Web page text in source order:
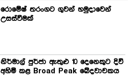
රොමේෂ් තරංගට ගුවන් හමුදාවෙන්
උසස්වීමක්
නිර්මාල් පුර්ජා ඇතුළු 10 දෙනෙකුට දිවි
අහිමි කළ Broad Peak ඛේදවාචකය